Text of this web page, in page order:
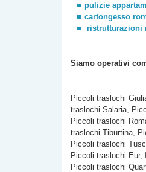
pulizie
cartongesso
ristrutturazioni
Siamo operativi
Piccoli traslochi
traslochi Salaria,
Piccoli traslochi
traslochi Tiburtina,
Piccoli traslochi
Piccoli traslochi
Piccoli traslochi